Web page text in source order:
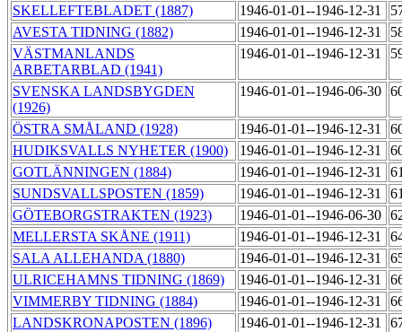
SKELLEFTEBLADET (1887) 1946-01-01--1946-12-31
AVESTA TIDNING (1882)
1946-01-01--1946-12-31
VÄSTMANLANDS
ARBETARBLAD (1941)
1946-01-01--1946-12-31
SVENSKA LANDSBYGDEN
(1926)
1946-01-01--1946-06-30
ÖSTRA SMÅLAND (1928) 1946-01-01--1946-12-31
HUDIKSVALLS NYHETER (1900)
1946-01-01--1946-12-31
GOTLÄNNINGEN (1884)
1946-01-01--1946-12-31
SUNDSVALLSPOSTEN (1859)
1946-01-01--1946-12-31
GÖTEBORGSTRAKTEN (1923)
1946-01-01--1946-06-30
MELLERSTA SKÅNE (1911)
1946-01-01--1946-12-31
SALA ALLEHANDA (1880)
1946-01-01--1946-12-31
ULRICEHAMNS TIDNING (1869)
1946-01-01--1946-12-31
VIMMERBY TIDNING (1884)
1946-01-01--1946-12-31
LANDSKRONAPOSTEN (1896)
1946-01-01--1946-12-31